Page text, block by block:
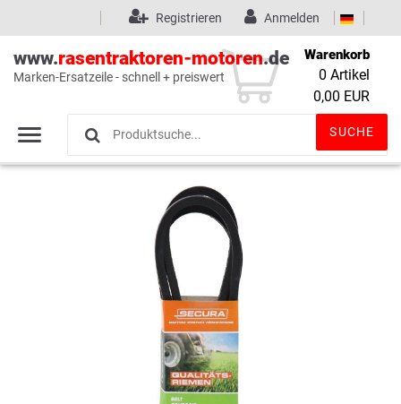
Wunschliste (0)
Anmelden
Registrieren
www.rasentraktoren-motoren.de
Marken-Ersatzeile - schnell + preiswert
SUCHE
Warenkorb
0 Artikel
0,00 EUR